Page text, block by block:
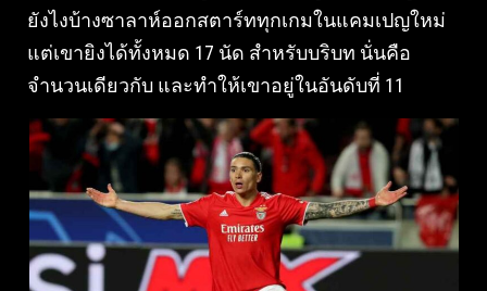
ยังไงบ้างซาลาห์ออกสตาร์ททุกเกมในแคมเปญใหม่
แต่เขายิงได้ทั้งหมด 17 นัด สำหรับบริบท นั่นคือ
จำนวนเดียวกับ และทำให้เขาอยู่ในอันดับที่ 11